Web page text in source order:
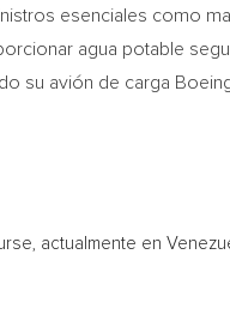
esenciales como
agua potable
su avión de carga
actualmente en